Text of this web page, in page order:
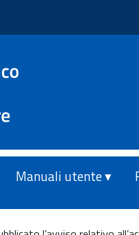
Manuali utente ▾